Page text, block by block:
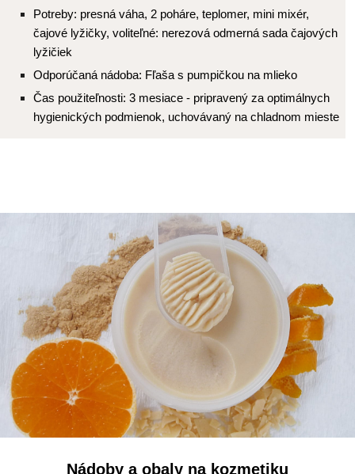
Potreby: presná váha, 2 poháre, teplomer, mini mixér,
čajové lyžičky, voliteľné: nerezová odmerná sada čajových
lyžičiek
Odporúčaná nádoba: Fľaša s pumpičkou na mlieko
Čas použiteľnosti: 3 mesiace - pripravený za optimálnych
hygienických podmienok, uchovávaný na chladnom mieste
Nádoby a obaly na kozmetiku